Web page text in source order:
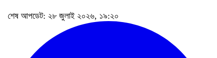
শেষ আপডেট: ২৮ জুলাই ২০২৬, ১৯:২০